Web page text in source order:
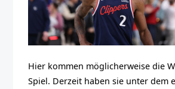
Hier kommen möglicherweise die
Spiel. Derzeit haben sie unter dem